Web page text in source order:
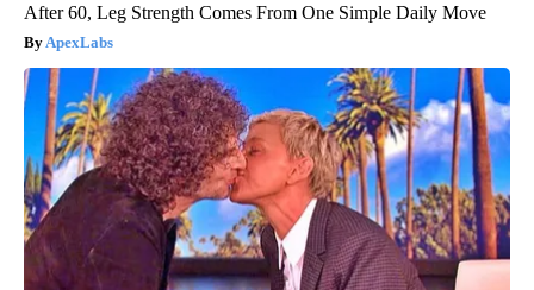
After 60, Leg Strength Comes From One Simple Daily Move
ApexLabs